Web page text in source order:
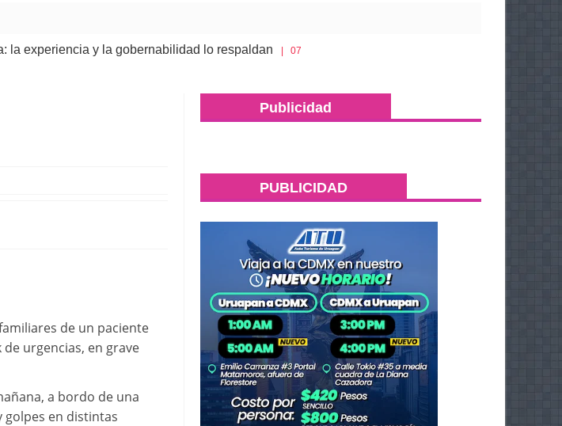
y la gobernabilidad lo respaldan| 07 Ago 2026
de un paciente
urgencias, en grave
a bordo de una
golpes en distintas
Publicidad
PUBLICIDAD